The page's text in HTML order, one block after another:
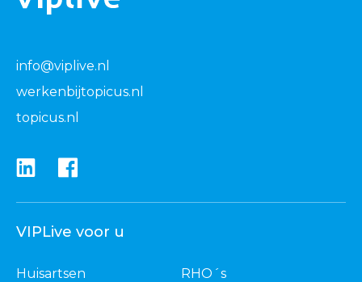
info@viplive.nl
werkenbijtopicus.nl
topicus.nl
VIPLive voor u
Huisartsen
RHO´s